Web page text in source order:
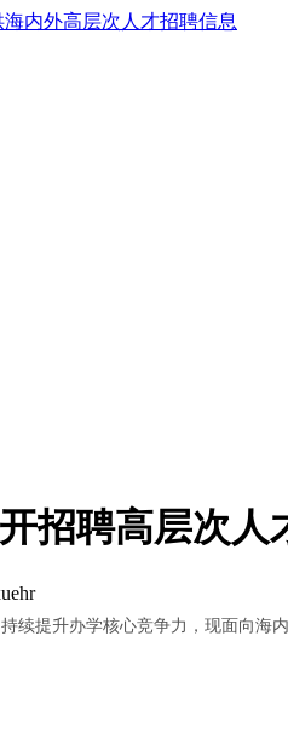
招聘高层次人
续提升办学核心竞争力，现面向